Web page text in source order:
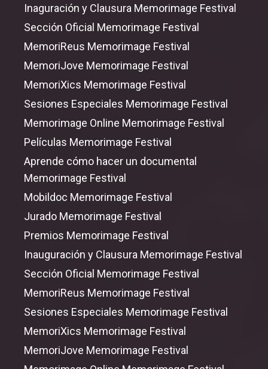
Inaguración y Clausura Memorimage Festival
Sección Oficial Memorimage Festival
MemoriReus Memorimage Festival
MemoriJove Memorimage Festival
MemoriXics Memorimage Festival
Sesiones Especiales Memorimage Festival
Memorimage Online Memorimage Festival
Películas Memorimage Festival
Aprende cómo hacer un documental
Memorimage Festival
Mobildoc Memorimage Festival
Jurado Memorimage Festival
Premios Memorimage Festival
Inauguración y Clausura Memorimage Festival
Sección Oficial Memorimage Festival
MemoriReus Memorimage Festival
Sesiones Especiales Memorimage Festival
MemoriXics Memorimage Festival
MemoriJove Memorimage Festival